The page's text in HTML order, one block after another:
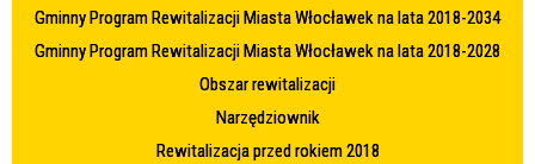
Gminny Program Rewitalizacji Miasta Włocławek na lata 2018-2034
Gminny Program Rewitalizacji Miasta Włocławek na lata 2018-2028
Obszar rewitalizacji
Narzędziownik
Rewitalizacja przed rokiem 2018